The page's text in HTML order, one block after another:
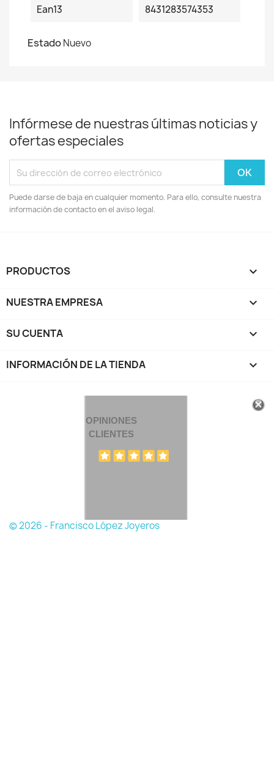
Ean13 8431283574353
EstadoNuevo
Infórmese de nuestras últimas noticias y
ofertas especiales
Puede darse de baja en cualquier momento. Para ello, consulte nuestra
información de contacto en el aviso legal.
PRODUCTOS 
NUESTRA EMPRESA 
SU CUENTA 
INFORMACIÓN DE LA TIENDA keyboard_arrow_down
OPINIONES
CLIENTES
© 2026 - Francisco López Joyeros